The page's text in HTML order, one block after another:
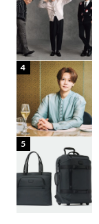
4
5